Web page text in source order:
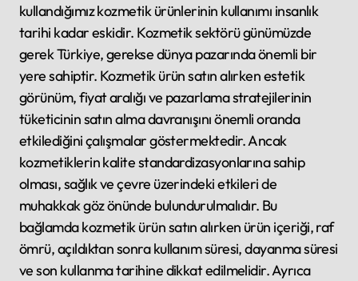
kullandığımız kozmetik ürünlerinin kullanımı insanlık
tarihi kadar eskidir. Kozmetik sektörü günümüzde
gerek Türkiye, gerekse dünya pazarında önemli bir
yere sahiptir. Kozmetik ürün satın alırken estetik
görünüm, fiyat aralığı ve pazarlama stratejilerinin
tüketicinin satın alma davranışını önemli oranda
etkilediğini çalışmalar göstermektedir. Ancak
kozmetiklerin kalite standardizasyonlarına sahip
olması, sağlık ve çevre üzerindeki etkileri de
muhakkak göz önünde bulundurulmalıdır. Bu
bağlamda kozmetik ürün satın alırken ürün içeriği, raf
ömrü, açıldıktan sonra kullanım süresi, dayanma süresi
ve son kullanma tarihine dikkat edilmelidir. Ayrıca